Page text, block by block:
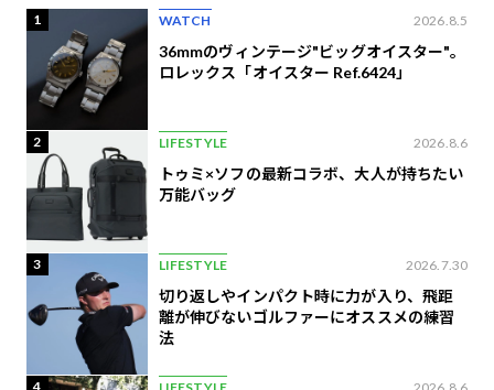
1 WATCH 2026.8.5
36mmのヴィンテージ"ビッグオイスター"。
ロレックス「オイスター Ref.6424」
2 LIFESTYLE 2026.8.6
トゥミ×ソフの最新コラボ、大人が持ちたい
万能バッグ
3 LIFESTYLE 2026.7.30
切り返しやインパクト時に力が入り、飛距
離が伸びないゴルファーにオススメの練習
法
4